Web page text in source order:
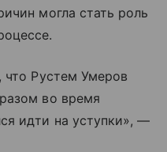
могла стать роль
что Рустем Умеров
во время
идти на уступки», —